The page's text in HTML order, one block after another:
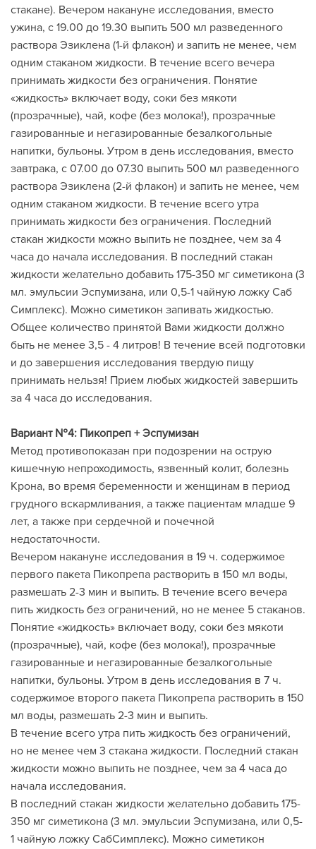
стакане). Вечером накануне исследования, вместо
ужина, с 19.00 до 19.30 выпить 500 мл разведенного
раствора Эзиклена (1-й флакон) и запить не менее, чем
одним стаканом жидкости. В течение всего вечера
принимать жидкости без ограничения. Понятие
«жидкость» включает воду, соки без мякоти
(прозрачные), чай, кофе (без молока!), прозрачные
газированные и негазированные безалкогольные
напитки, бульоны. Утром в день исследования, вместо
завтрака, с 07.00 до 07.30 выпить 500 мл разведенного
раствора Эзиклена (2-й флакон) и запить не менее, чем
одним стаканом жидкости. В течение всего утра
принимать жидкости без ограничения. Последний
стакан жидкости можно выпить не позднее, чем за 4
часа до начала исследования. В последний стакан
жидкости желательно добавить 175-350 мг симетикона (3
мл. эмульсии Эспумизана, или 0,5-1 чайную ложку Саб
Симплекс). Можно симетикон запивать жидкостью.
Общее количество принятой Вами жидкости должно
быть не менее 3,5 - 4 литров! В течение всей подготовки
и до завершения исследования твердую пищу
принимать нельзя! Прием любых жидкостей завершить
за 4 часа до исследования.
Вариант №4: Пикопреп + Эспумизан
Метод противопоказан при подозрении на острую
кишечную непроходимость, язвенный колит, болезнь
Крона, во время беременности и женщинам в период
грудного вскармливания, а также пациентам младше 9
лет, а также при сердечной и почечной
недостаточности.
Вечером накануне исследования в 19 ч. содержимое
первого пакета Пикопрепа растворить в 150 мл воды,
размешать 2-3 мин и выпить. В течение всего вечера
пить жидкость без ограничений, но не менее 5 стаканов.
Понятие «жидкость» включает воду, соки без мякоти
(прозрачные), чай, кофе (без молока!), прозрачные
газированные и негазированные безалкогольные
напитки, бульоны. Утром в день исследования в 7 ч.
содержимое второго пакета Пикопрепа растворить в 150
мл воды, размешать 2-3 мин и выпить.
В течение всего утра пить жидкость без ограничений,
но не менее чем 3 стакана жидкости. Последний стакан
жидкости можно выпить не позднее, чем за 4 часа до
начала исследования.
В последний стакан жидкости желательно добавить 175-
350 мг симетикона (3 мл. эмульсии Эспумизана, или 0,5-
1 чайную ложку СабСимплекс). Можно симетикон